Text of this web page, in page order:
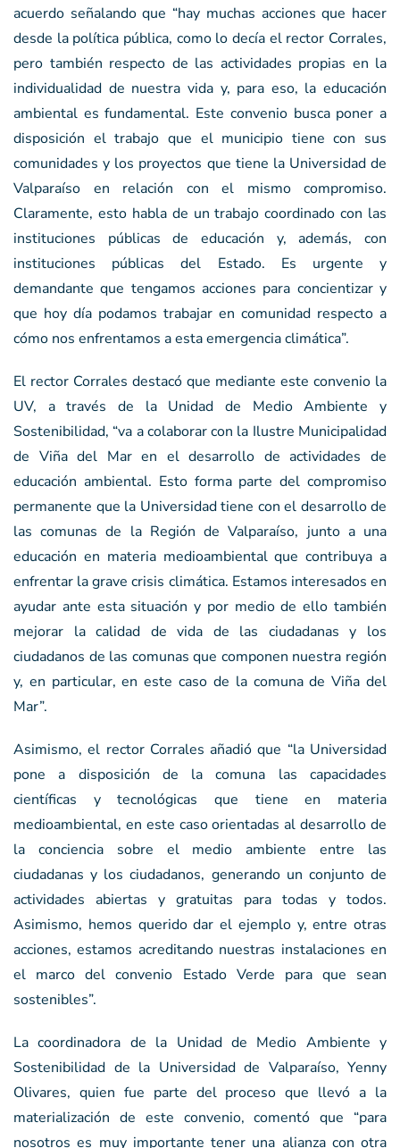
acuerdo señalando que “hay muchas acciones que hacer
desde la política pública, como lo decía el rector Corrales,
pero también respecto de las actividades propias en la
individualidad de nuestra vida y, para eso, la educación
ambiental es fundamental. Este convenio busca poner a
disposición el trabajo que el municipio tiene con sus
comunidades y los proyectos que tiene la Universidad de
Valparaíso en relación con el mismo compromiso.
Claramente, esto habla de un trabajo coordinado con las
instituciones públicas de educación y, además, con
instituciones públicas del Estado. Es urgente y
demandante que tengamos acciones para concientizar y
que hoy día podamos trabajar en comunidad respecto a
cómo nos enfrentamos a esta emergencia climática”.
El rector Corrales destacó que mediante este convenio la
UV, a través de la Unidad de Medio Ambiente y
Sostenibilidad, “va a colaborar con la Ilustre Municipalidad
de Viña del Mar en el desarrollo de actividades de
educación ambiental. Esto forma parte del compromiso
permanente que la Universidad tiene con el desarrollo de
las comunas de la Región de Valparaíso, junto a una
educación en materia medioambiental que contribuya a
enfrentar la grave crisis climática. Estamos interesados en
ayudar ante esta situación y por medio de ello también
mejorar la calidad de vida de las ciudadanas y los
ciudadanos de las comunas que componen nuestra región
y, en particular, en este caso de la comuna de Viña del
Mar”.
Asimismo, el rector Corrales añadió que “la Universidad
pone a disposición de la comuna las capacidades
científicas y tecnológicas que tiene en materia
medioambiental, en este caso orientadas al desarrollo de
la conciencia sobre el medio ambiente entre las
ciudadanas y los ciudadanos, generando un conjunto de
actividades abiertas y gratuitas para todas y todos.
Asimismo, hemos querido dar el ejemplo y, entre otras
acciones, estamos acreditando nuestras instalaciones en
el marco del convenio Estado Verde para que sean
sostenibles”.
La coordinadora de la Unidad de Medio Ambiente y
Sostenibilidad de la Universidad de Valparaíso, Yenny
Olivares, quien fue parte del proceso que llevó a la
materialización de este convenio, comentó que “para
nosotros es muy importante tener una alianza con otra